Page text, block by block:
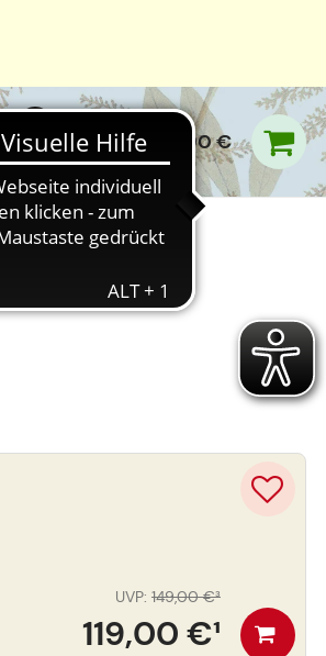
0,00 €
119,00 €¹
UVP: 149,00 €³